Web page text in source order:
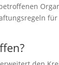
für